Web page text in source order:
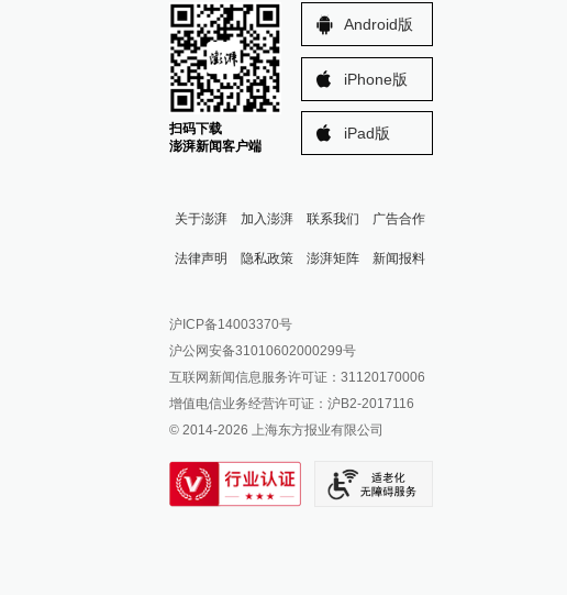
扫码下载
澎湃新闻客户端
Android版
iPhone版
iPad版
关于澎湃 加入澎湃 联系我们 广告合作
法律声明 隐私政策 澎湃矩阵
澎湃新闻公众号
澎湃新闻抖音号
派生万物开放平台
IP SHANGHAI
SIXTH TONE
新闻报料
报料邮箱: news@thepaper.cn
沪ICP备14003370号
沪公网安备31010602000299号
互联网新闻信息服务许可证：31120170006
增值电信业务经营许可证：沪B2-2017116
© 2014-2026 上海东方报业有限公司